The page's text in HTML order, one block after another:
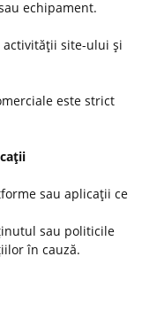
echipament.
site-ului şi
este strict
sau aplicaţii ce
sau politicile
în cauză.